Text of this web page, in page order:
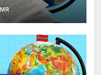
примаре але